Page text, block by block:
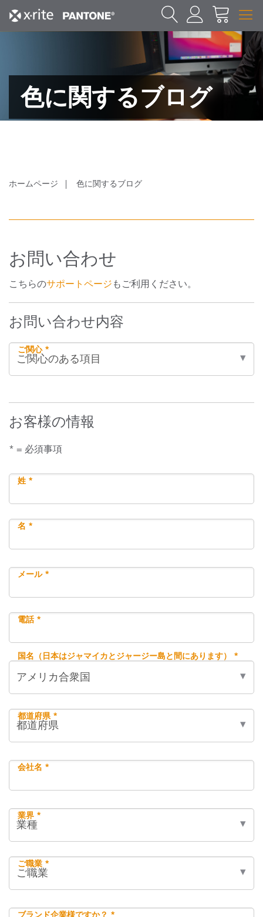
色に関するブログ
ホームページ 色に関するブログ
お問い合わせ
こちらのサポートページ もご利用ください。
お問い合わせ内容
ご関心 *
お客様の情報
* = 必須事項
姓 *
名 *
メール *
電話 *
国名（日本はジャマイカとジャージー島と間にあります） *
都道府県 *
会社名 *
業界 *
ご職業 *
ブランド企業様ですか？ *